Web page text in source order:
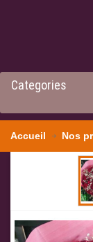
Categories
Accueil Nos
100 roses